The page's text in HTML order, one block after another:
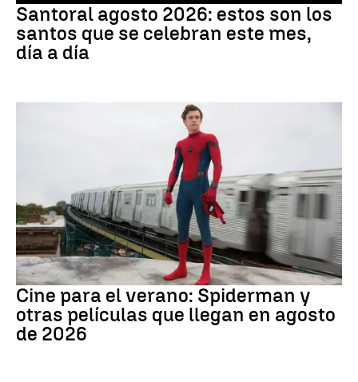
Santoral agosto 2026: estos son los
santos que se celebran este mes,
día a día
Cine
Cine para el verano: Spiderman y
otras películas que llegan en agosto
de 2026